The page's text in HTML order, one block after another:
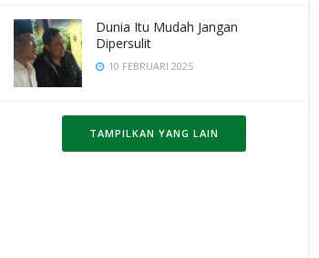
Dunia Itu Mudah Jangan
Dipersulit
10 FEBRUARI 2025
TAMPILKAN YANG LAIN